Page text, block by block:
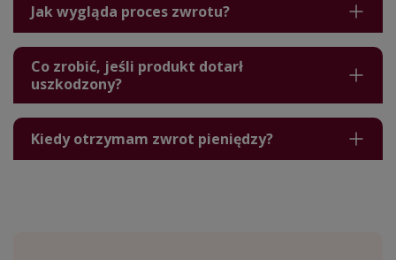
Jak wygląda proces zwrotu?
Co zrobić, jeśli produkt dotarł
uszkodzony?
Kiedy otrzymam zwrot pieniędzy?